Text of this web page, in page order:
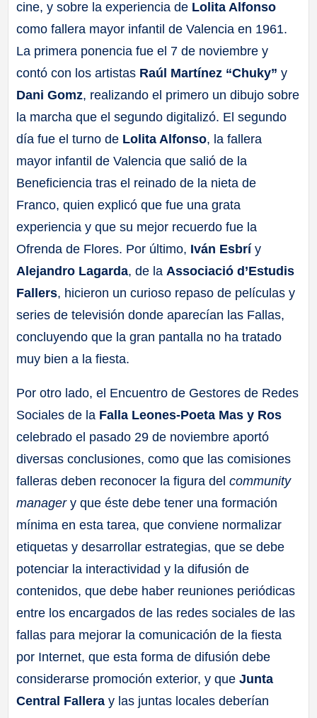
cine, y sobre la experiencia de Lolita Alfonso
como fallera mayor infantil de Valencia en 1961.
La primera ponencia fue el 7 de noviembre y
contó con los artistas Raúl Martínez “Chuky” y
Dani Gomz, realizando el primero un dibujo sobre
la marcha que el segundo digitalizó. El segundo
día fue el turno de Lolita Alfonso, la fallera
mayor infantil de Valencia que salió de la
Beneficiencia tras el reinado de la nieta de
Franco, quien explicó que fue una grata
experiencia y que su mejor recuerdo fue la
Ofrenda de Flores. Por último, Iván Esbrí y
Alejandro Lagarda, de laAssociació d’Estudis
Fallers, hicieron un curioso repaso de películas y
series de televisión donde aparecían las Fallas,
concluyendo que la gran pantalla no ha tratado
muy bien a la fiesta.
Por otro lado, el Encuentro de Gestores de Redes
Sociales de la Falla Leones-Poeta Mas y Ros
celebrado el pasado 29 de noviembre aportó
diversas conclusiones, como que las comisiones
falleras deben reconocer la figura del community
managery que éste debe tener una formación
mínima en esta tarea, que conviene normalizar
etiquetas y desarrollar estrategias, que se debe
potenciar la interactividad y la difusión de
contenidos, que debe haber reuniones periódicas
entre los encargados de las redes sociales de las
fallas para mejorar la comunicación de la fiesta
por Internet, que esta forma de difusión debe
considerarse promoción exterior, y que Junta
Central Fallera y las juntas locales deberían